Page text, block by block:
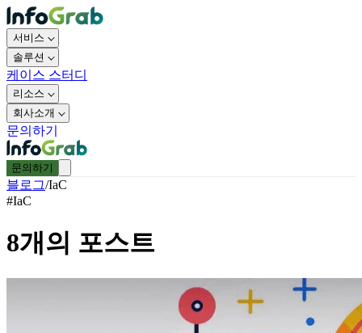
서비스
솔루션
케이스 스터디
리소스
회사소개
문의하기
문의하기
블로그/IaC
#IaC
8개의 포스트